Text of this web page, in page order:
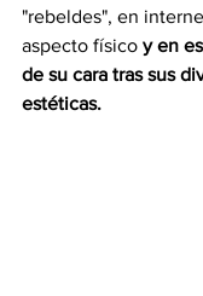
"rebeldes", en
aspecto físico y en
de su cara tras sus
estéticas.